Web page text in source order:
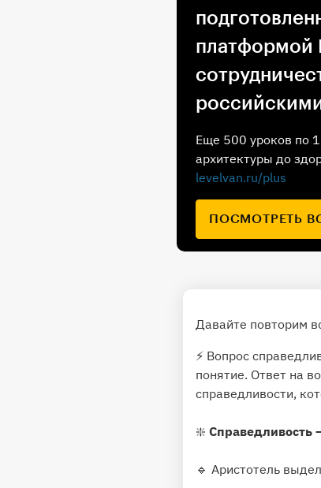
платформой
Еще 500 уроков по
архитектуры до
levelvan.ru/plus
ПОСМОТРЕТЬ
Давайте повторим
⚡️ Вопрос
понятие. Ответ на
справедливости,
❇ Справедливость
🔹 Аристотель